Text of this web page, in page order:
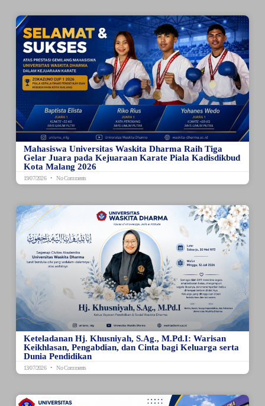
Mahasiswa Universitas Waskita Dharma Raih Tiga
Gelar Juara pada Kejuaraan Karate Piala Kadisdikbud
Kota Malang 2026
19/07/2026 No Comments
Keteladanan Hj. Khusniyah, S.Ag., M.Pd.I: Warisan
Keikhlasan, Pengabdian, dan Cinta bagi Keluarga serta
Dunia Pendidikan
13/07/2026 No Comments